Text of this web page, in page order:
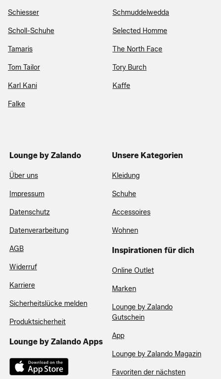
Schiesser Schmuddelwedda
Scholl-Schuhe Selected Homme
Tamaris The North Face
Tom Tailor Tory Burch
Karl Kani Kaffe
Falke
Lounge by Zalando
Über uns
Impressum
Datenschutz
Datenverarbeitung
AGB
Widerruf
Karriere
Sicherheitslücke melden
Produktsicherheit
Lounge by Zalando Apps
Unsere Kategorien
Kleidung
Schuhe
Accessoires
Wohnen
Inspirationen für dich
Online Outlet
Marken
Lounge by Zalando
Gutschein
App
Lounge by Zalando Magazin
Favoriten der nächsten